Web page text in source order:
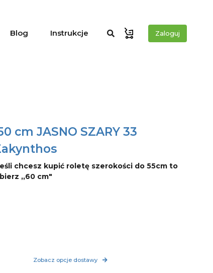
Blog Instrukcje Zaloguj
cm JASNO SZARY 33
chcesz kupić roletę szerokości do 55cm to
,,60 cm"
Zobacz opcje dostawy